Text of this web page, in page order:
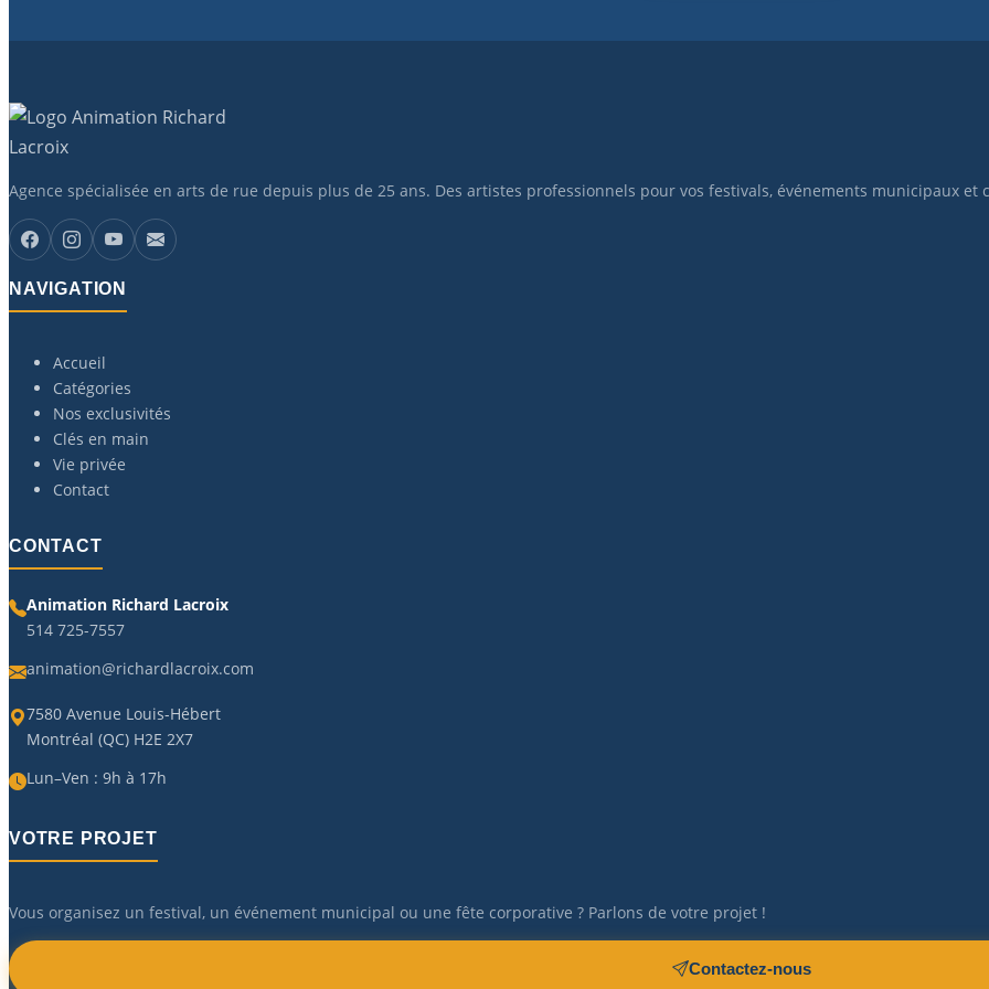
Agence spécialisée en arts de rue depuis plus de 25 ans. Des artistes professionnels pour vos festivals, événements municipaux
NAVIGATION
Accueil
Catégories
Nos exclusivités
Clés en main
Vie privée
Contact
CONTACT
Animation Richard Lacroix
514 725-7557
animation@richardlacroix.com
7580 Avenue Louis-Hébert
Montréal (QC) H2E 2X7
Lun–Ven : 9h à 17h
VOTRE PROJET
Vous organisez un festival, un événement municipal ou une fête corporative ? Parlons de votre projet !
Contactez-nous